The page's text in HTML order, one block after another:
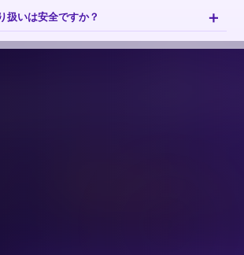
扱いは安全ですか？ ＋